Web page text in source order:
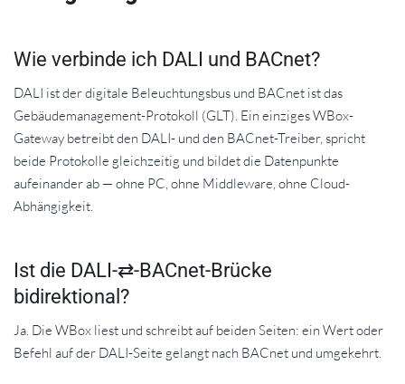
Wie verbinde ich DALI und BACnet?
DALI ist der digitale Beleuchtungsbus und BACnet ist das
Gebäudemanagement-Protokoll (GLT). Ein einziges WBox-
Gateway betreibt den DALI- und den BACnet-Treiber, spricht
beide Protokolle gleichzeitig und bildet die Datenpunkte
aufeinander ab — ohne PC, ohne Middleware, ohne Cloud-
Abhängigkeit.
Ist die DALI-⇄-BACnet-Brücke
bidirektional?
Ja. Die WBox liest und schreibt auf beiden Seiten: ein Wert oder
Befehl auf der DALI-Seite gelangt nach BACnet und umgekehrt.